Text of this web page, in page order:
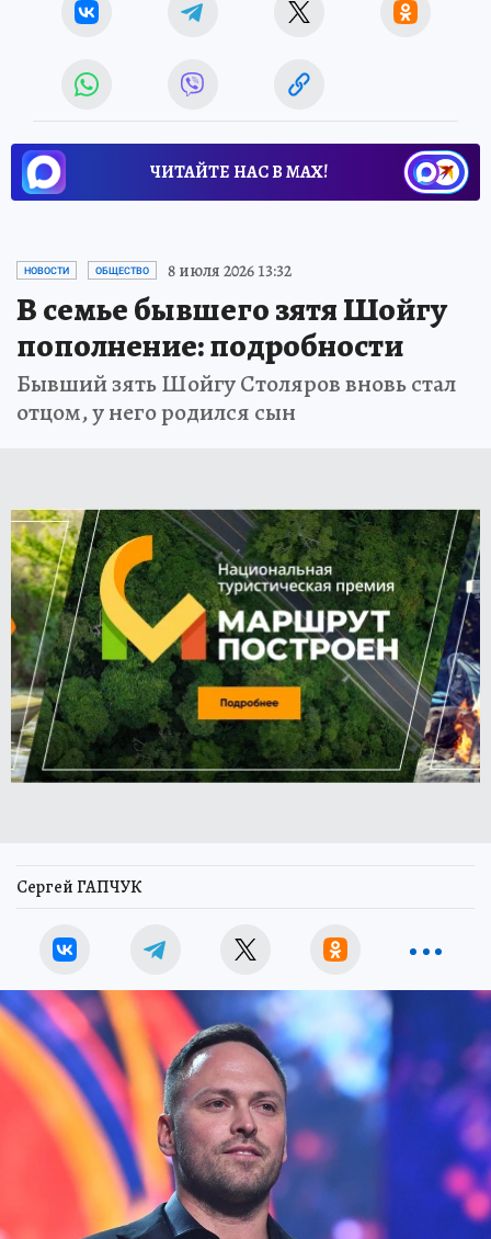
ЧИТАЙТЕ НАС В МАХ!
НОВОСТИ ОБЩЕСТВО 8 июля 2026 13:32
В семье бывшего зятя Шойгу
пополнение: подробности
Бывший зять Шойгу Столяров вновь стал
отцом, у него родился сын
Сергей ГАПЧУК